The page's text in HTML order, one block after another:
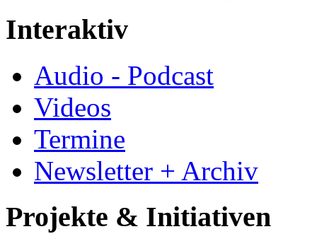
Interaktiv
Audio - Podcast
Videos
Termine
Newsletter + Archiv
Projekte & Initiativen